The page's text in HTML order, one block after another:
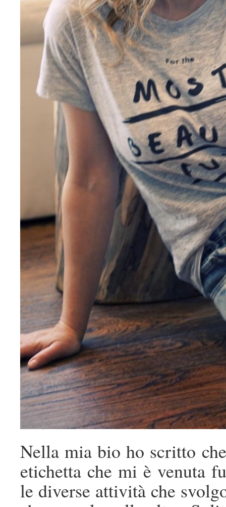
Nella mia bio ho scritto
etichetta che mi è venuta
le diverse attività che